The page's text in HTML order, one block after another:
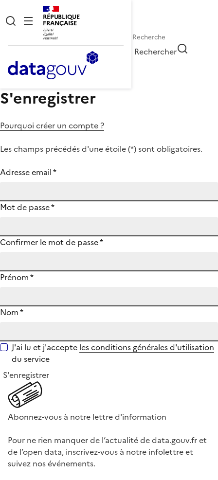
RÉPUBLIQUE
FRANÇAISE
Rechercher
S'enregistrer
Pourquoi créer un compte ?
Les champs précédés d'une étoile (*) sont obligatoires.
Adresse email*
Mot de passe*
Confirmer le mot de passe*
Prénom*
Nom*
J'ai lu et j'accepte les conditions générales d'utilisation
du service
S'enregistrer
Abonnez-vous à notre lettre d'information
Pour ne rien manquer de l’actualité de data.gouv.fr et
de l’open data, inscrivez-vous à notre infolettre et
suivez nos événements.